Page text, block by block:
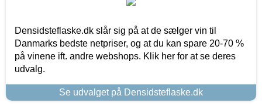
Densidsteflaske.dk slår sig på at de sælger vin til
Danmarks bedste netpriser, og at du kan spare 20-70 %
på vinene ift. andre webshops. Klik her for at se deres
udvalg.
Se udvalget på Densidsteflaske.dk